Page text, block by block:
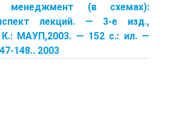
менеджмент (в схемах):
лекций. — 3-е изд.,
МАУП,2003. — 152 с.: ил. —
148.. 2003